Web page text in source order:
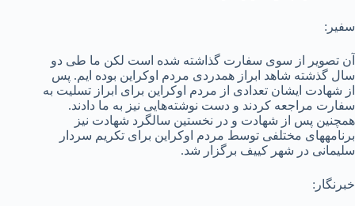
سفیر:
آن تصویر از سوی سفارت گذاشته شده است لکن ما طی دو
سال گذشته شاهد ابراز همدردی مردم اوکراین بوده ایم. پس
از شهادت ایشان تعدادی از مردم اوکراین برای ابراز تسلیت به
سفارت مراجعه کردند و دست نوشته‌هایی نیز به ما دادند.
همچنین پس از شهادت و در نخستین سالگرد شهادت نیز
برنامه­های مختلفی توسط مردم اوکراین برای تکریم سردار
سلیمانی در شهر کی­یف برگزار شد.
خبرنگار: